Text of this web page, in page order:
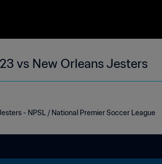
vs New Orleans Jesters
- NPSL / National Premier Soccer League